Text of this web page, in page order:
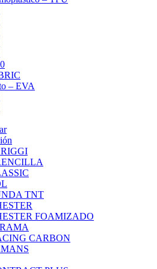
– EVA
TNT
FOAMIZADO
CARBON